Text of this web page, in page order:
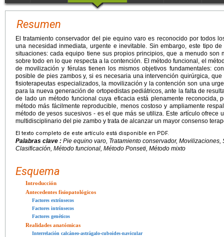
Resumen
El tratamiento conservador del pie equino varo es reconocido por todos
una necesidad inmediata, urgente e inevitable. Sin embargo, este tipo
situaciones: cada equipo tiene sus propios principios, que a menudo son
sobre todo en lo que respecta a la contención. El método funcional, el
de movilización y férulas tienen los mismos objetivos fundamentales:
posible de pies zambos y, si es necesaria una intervención quirúrgica,
fisioterapeutas especializados, la movilización y la contención son una
para la nueva generación de ortopedistas pediátricos, ante la falta de
de lado un método funcional cuya eficacia está plenamente reconocida,
método más fácilmente reproducible, menos costoso y ampliamente
método de yesos sucesivos - es el que más se utiliza. Este artículo ofrece
multidisciplinario del pie zambo y trata de alcanzar un mayor consenso
El texto completo de este artículo está disponible en PDF.
Palabras clave : Pie equino varo, Tratamiento conservador,
Clasificación, Método funcional, Método Ponseti, Método mixto
Esquema
Introducción
Antecedentes fisiopatológicos
Factores extrínsecos
Factores intrínsecos
Factores genéticos
Realidades anatómicas
Interrelación calcáneo-astrágalo-cuboides-navicular